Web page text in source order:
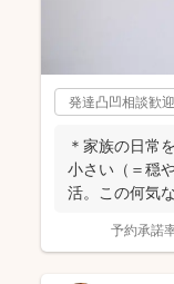
発達凸凹相談歓迎
＊家族の日常
小さい（＝穏
活。この何気
予約承諾